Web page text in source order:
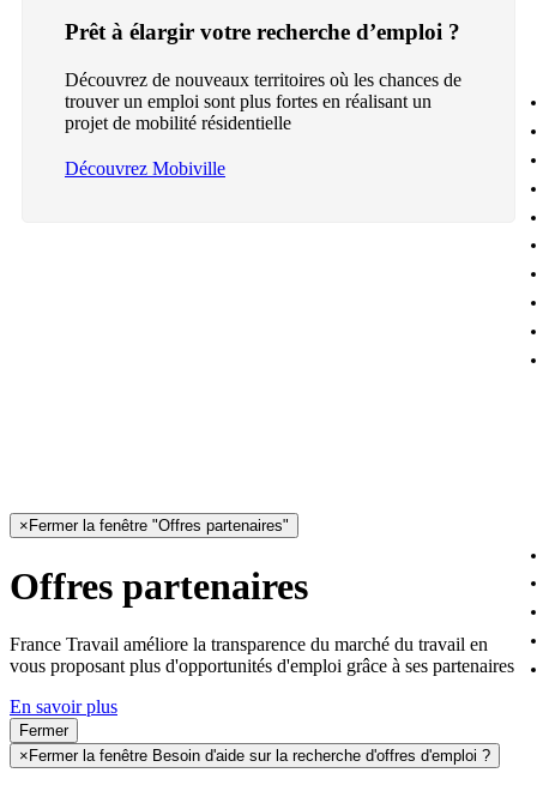
Prêt à élargir votre recherche d’emploi ?
Découvrez de nouveaux territoires où les chances de
trouver un emploi sont plus fortes en réalisant un
projet de mobilité résidentielle
Découvrez Mobiville
× Fermer la fenêtre "Offres partenaires"
Offres partenaires
France Travail améliore la transparence du marché du travail en
vous proposant plus d'opportunités d'emploi grâce à ses partenaires
En savoir plus
Fermer
× Fermer la fenêtre Besoin d'aide sur la recherche d'offres d'emploi ?